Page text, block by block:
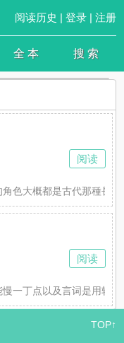
阅读历史 | 登录| 注册
全 本 搜 索
色大概都是古代那種長
阅读
一丁点以及言词是用软
阅读
TOP↑